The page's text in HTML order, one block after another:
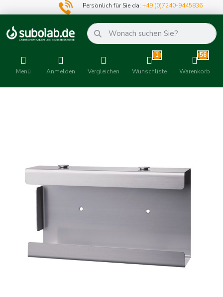
Persönlich für Sie da:+49 (0)7240-9445836
Menü Anmelden Vergleichen
1
Wunschliste
56
Warenkorb